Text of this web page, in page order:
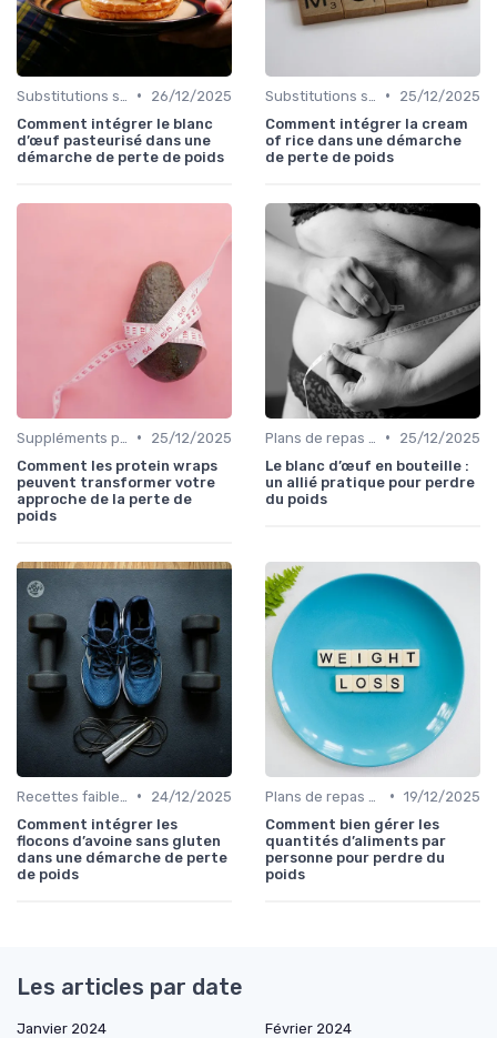
•
26/12/2025
Comment intégrer le blanc
d’œuf pasteurisé dans une
démarche de perte de poids
•
25/12/2025
Comment intégrer la cream
of rice dans une démarche
de perte de poids
•
25/12/2025
Comment les protein wraps
peuvent transformer votre
approche de la perte de
poids
•
25/12/2025
Le blanc d’œuf en bouteille :
un allié pratique pour perdre
du poids
•
24/12/2025
Comment intégrer les
flocons d’avoine sans gluten
dans une démarche de perte
de poids
• 19/12/2025
Comment bien gérer les
quantités d’aliments par
personne pour perdre du
poids
Les articles par date
Janvier 2024
Février 2024